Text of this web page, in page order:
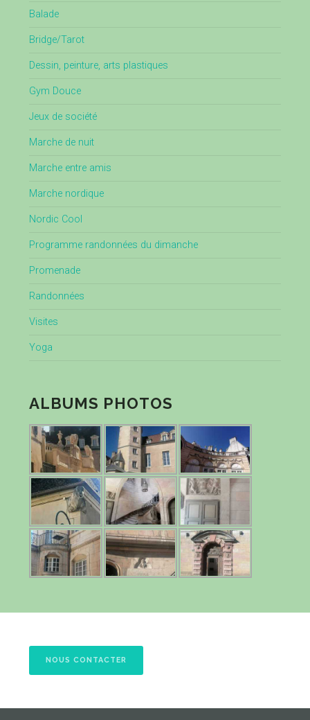
Balade
Bridge/Tarot
Dessin, peinture, arts plastiques
Gym Douce
Jeux de société
Marche de nuit
Marche entre amis
Marche nordique
Nordic Cool
Programme randonnées du dimanche
Promenade
Randonnées
Visites
Yoga
ALBUMS PHOTOS
NOUS CONTACTER